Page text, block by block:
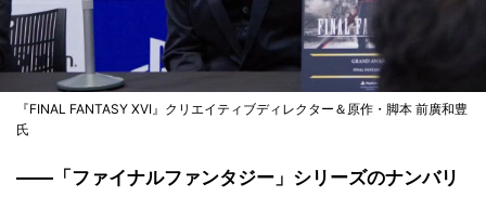
『FINAL FANTASY XVI』クリエイティブディレクター＆原作・脚本 前廣和豊
氏
――「ファイナルファンタジー」シリーズのナンバリ